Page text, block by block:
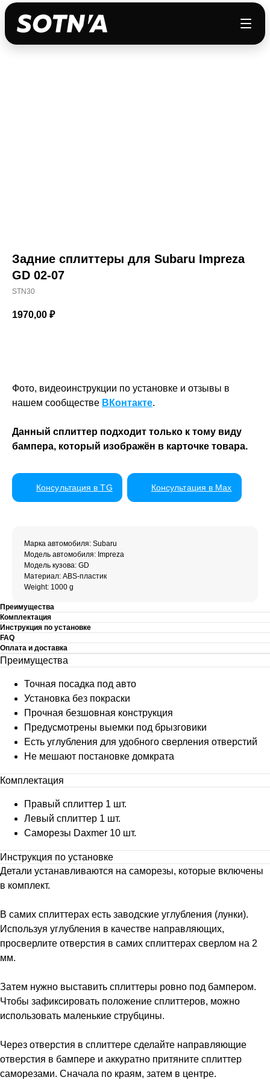
Задние сплиттеры для Subaru Impreza
GD 02-07
STN30
1970,00 ₽
Фото, видеоинструкции по установке и отзывы в
нашем сообществе ВКонтакте.
Данный сплиттер подходит только к тому виду
бампера, который изображён в карточке товара.
Консультация в TG Консультация в Max
Марка автомобиля: Subaru
Модель автомобиля: Impreza
Модель кузова: GD
Материал: ABS-пластик
Weight: 1000 g
Преимущества
Комплектация
Инструкция по установке
FAQ
Оплата и доставка
Преимущества
Точная посадка под авто
Установка без покраски
Прочная безшовная конструкция
Предусмотрены выемки под брызговики
Есть углубления для удобного сверления отверстий
Не мешают постановке домкрата
Комплектация
Правый сплиттер 1 шт.
Левый сплиттер 1 шт.
Саморезы Daxmer 10 шт.
Инструкция по установке
Детали устанавливаются на саморезы, которые включены
в комплект.
В самих сплиттерах есть заводские углубления (лунки).
Используя углубления в качестве направляющих,
просверлите отверстия в самих сплиттерах сверлом на 2
мм.
Затем нужно выставить сплиттеры ровно под бампером.
Чтобы зафиксировать положение сплиттеров, можно
использовать маленькие струбцины.
Через отверстия в сплиттере сделайте направляющие
отверстия в бампере и аккуратно притяните сплиттер
саморезами. Сначала по краям, затем в центре.